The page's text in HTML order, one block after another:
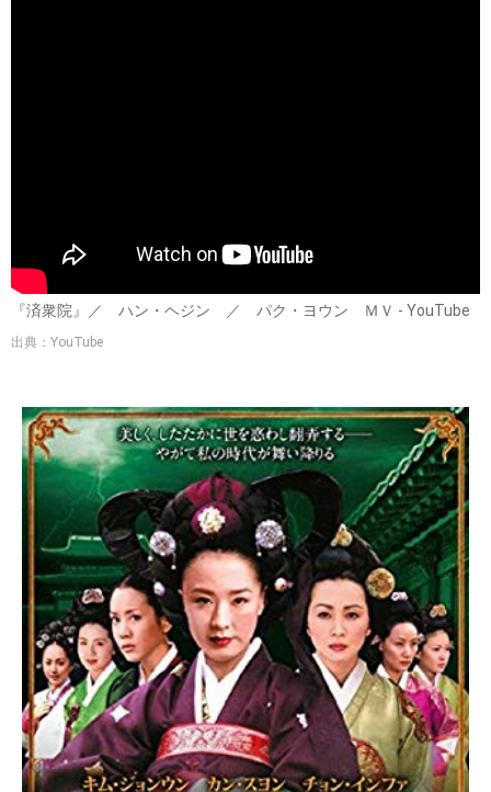
『済衆院』／ ハン・ヘジン ／ パク・ヨウン ＭＶ - YouTube
出典：YouTube